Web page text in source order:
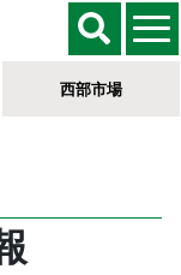
西部市場